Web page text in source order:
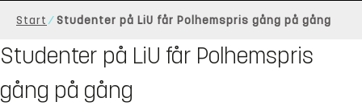
Start Studenter på LiU får Polhemspris gång på gång
Studenter på LiU får Polhemspris
gång på gång